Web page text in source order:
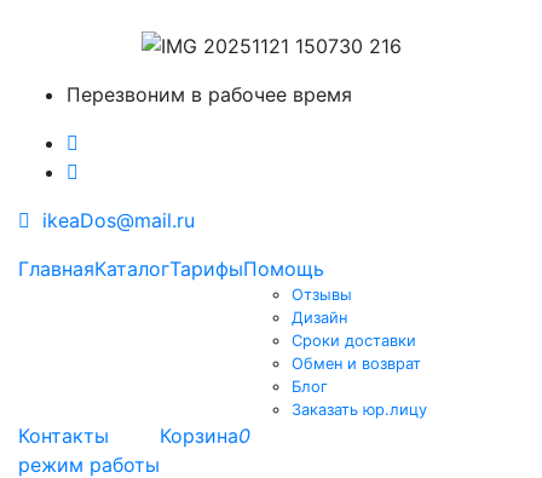
Перезвоним в рабочее время
ikeaDos@mail.ru
ГлавнаяКаталогТарифыПомощь
Отзывы
Дизайн
Сроки доставки
Обмен и возврат
Блог
Заказать юр.лицу
Контакты
режим работы
Корзина0